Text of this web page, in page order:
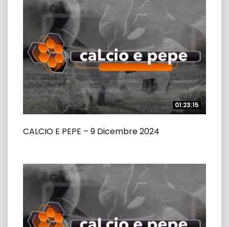
01:23:15
01:23:15
CALCIO E PEPE – 9 Dicembre 2024